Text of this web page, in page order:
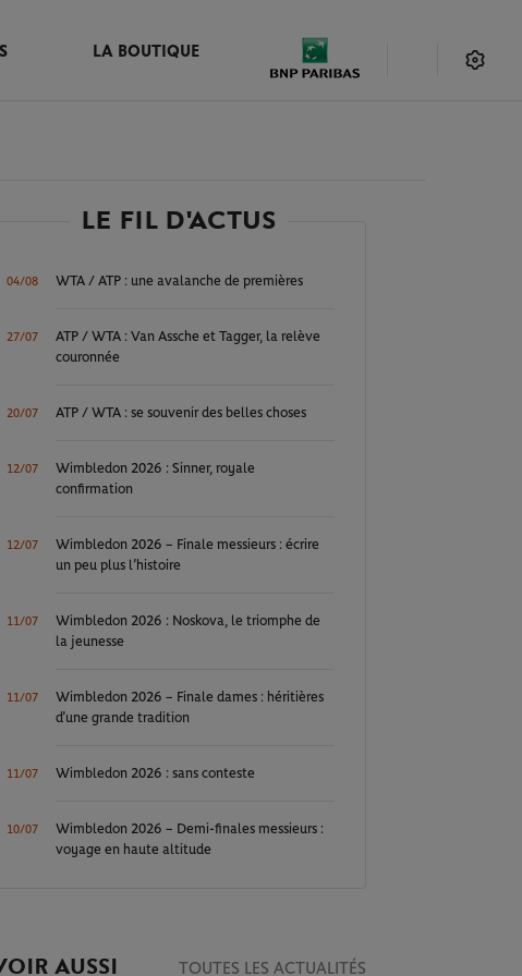
LA BOUTIQUE
LE FIL D'ACTUS
04/08 WTA / ATP : une avalanche de premières
27/07
ATP / WTA : Van Assche et Tagger, la relève
couronnée
20/07 ATP / WTA : se souvenir des belles choses
12/07
Wimbledon 2026 : Sinner, royale
confirmation
12/07
Wimbledon 2026 – Finale messieurs : écrire
un peu plus l’histoire
11/07
Wimbledon 2026 : Noskova, le triomphe de
la jeunesse
11/07
Wimbledon 2026 – Finale dames : héritières
d’une grande tradition
11/07 Wimbledon 2026 : sans conteste
10/07
Wimbledon 2026 – Demi-finales messieurs :
voyage en haute altitude
AUSSI TOUTES LES ACTUALITÉS